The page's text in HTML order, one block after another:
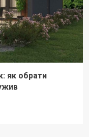
як обрати